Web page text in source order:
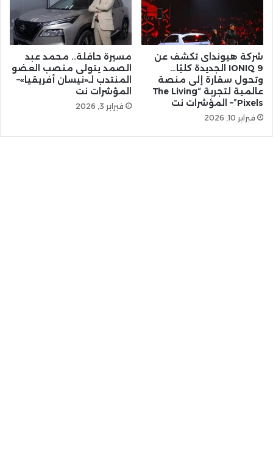
شركة هيونداى تكشف عن
IONIQ 9 الجديدة كليًا…
وتحول سقارة إلى منصة
عالمية لتجربة “The Living
Pixels”– المؤشرات نت
فبراير 10, 2026
مسيرة حافلة.. محمد عبد
الصمد يتولى منصب العضو
المنتدب لـ«نيسان أفريقيا»–
المؤشرات نت
فبراير 3, 2026